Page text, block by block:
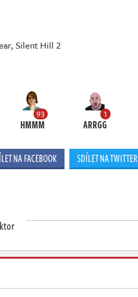
,Silent Hill 2
93
HMMM
1
ARRGG
NA FACEBOOK SDÍLET NA TWITTER